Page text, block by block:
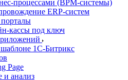
процессами (BPM-системы)
ERP-систем
кассы под ключ
шаблоне 1С-Битрикс
Page
и анализ